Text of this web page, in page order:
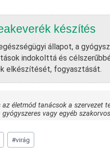
készítés
állapot, a
indokolttá és
elkészítését, fogyasztását.
az életmód tanácsok a
vagy egyéb
#virág